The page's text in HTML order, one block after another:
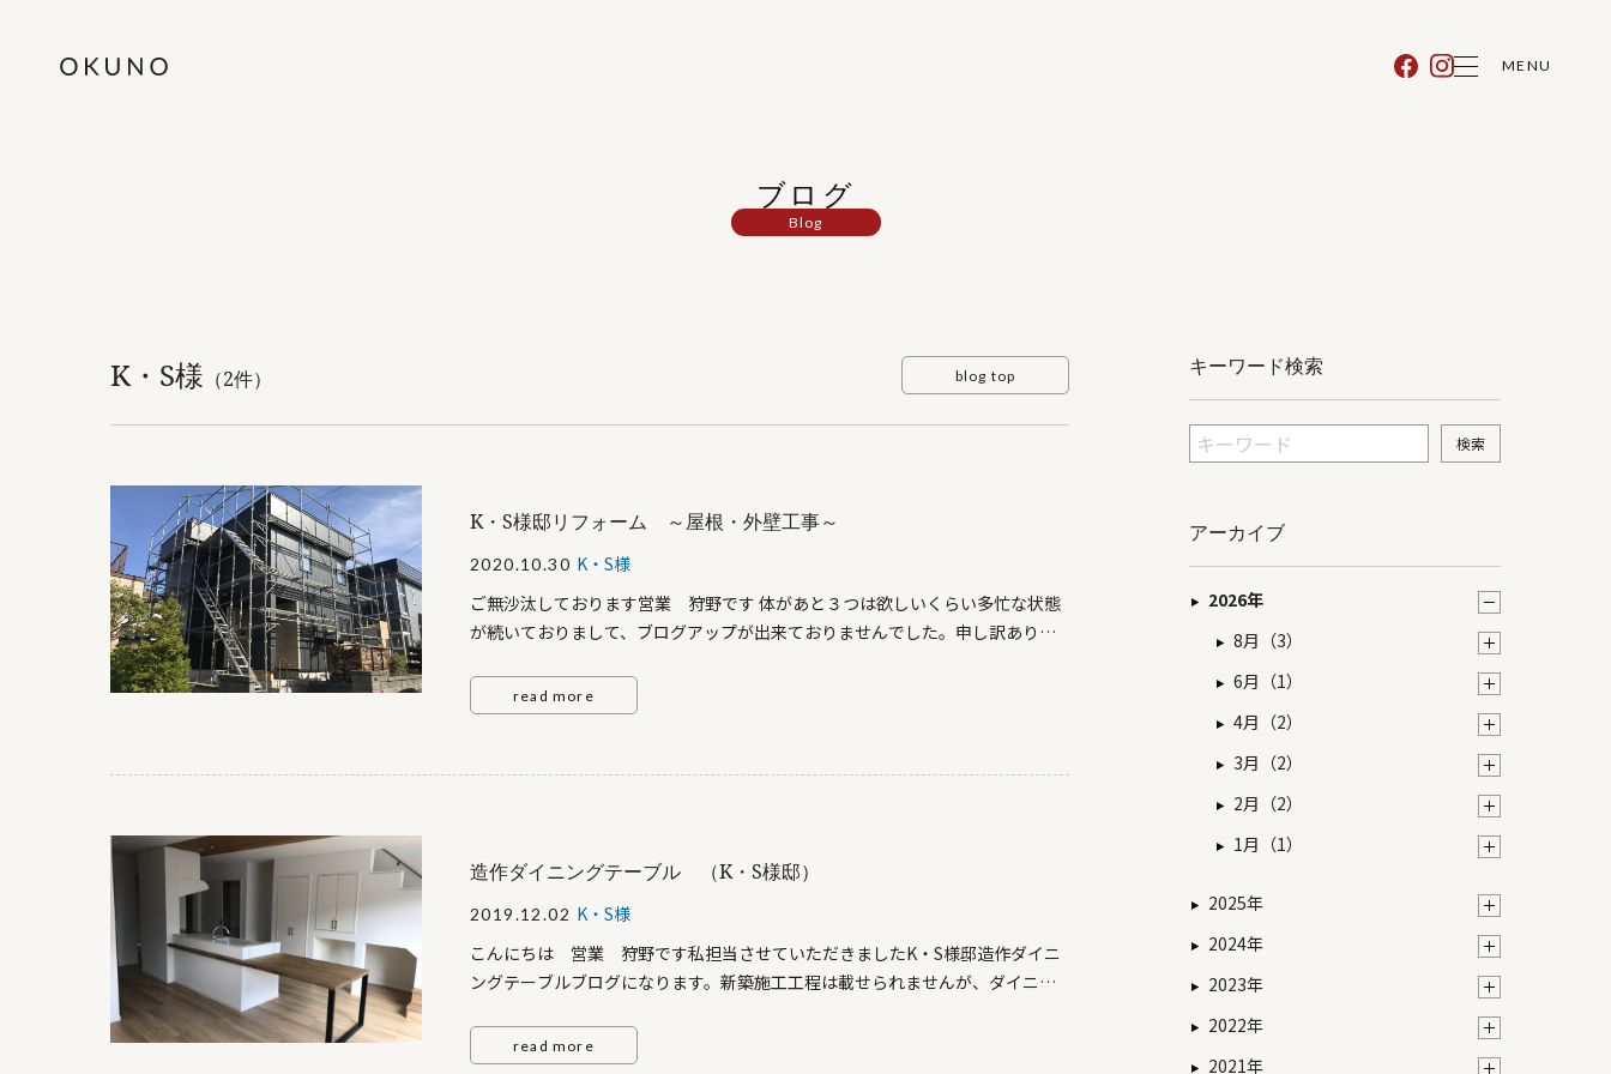
MENU
ブログ
Blog
K・S様 （2件） blog top
K・S様邸リフォーム ～屋根・外壁工事～
2020.10.30 K・S様
ご無沙汰しております営業 狩野です 体があと３つは欲しいくらい多忙な状態
が続いておりまして、ブログアップが出来ておりませんでした。申し訳ありま
ちらはリフォーム前の画像その１になります。コーキングが切れておりま
す。 その２屋根板金の錆による劣化、樋のダクト配管部分のコーキングの劣
ーキングをしたのが１０年以上前というのと、前に施工した業者さんが、古い
た。 ↓
雨漏れの心配も解消です。 外壁はIG:のガルブライト ポーチのアクセントには
窯業系のタイル積調でアクセントに これで外観は完了です それでは、また次
回‼
read more
造作ダイニングテーブル （K・S様邸）
2019.12.02 K・S様
こんにちは 営業 狩野です私担当させていただきましたK・S様邸造作ダイニ
ングテーブルブログになります。新築施工工程は載せられませんが、ダイニン
りがとうございます。 集成材に塗装はオスモカラーの「オーク」になりま
す。 アイアンの脚はブラックつや消し塗装になります。 美装完了後の画像にな
read more
キーワード検索
アーカイブ
2026年
8月（3）
6月（1）
4月（2）
3月（2）
2月（2）
1月（1）
2025年
2024年
2023年
2022年
2021年